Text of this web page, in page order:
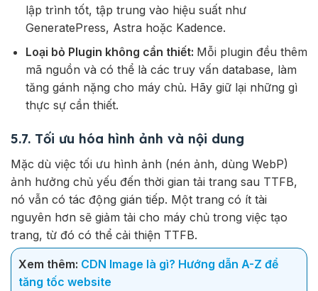
lập trình tốt, tập trung vào hiệu suất như
GeneratePress, Astra hoặc Kadence.
Loại bỏ Plugin không cần thiết: Mỗi plugin đều thêm
mã nguồn và có thể là các truy vấn database, làm
tăng gánh nặng cho máy chủ. Hãy giữ lại những gì
thực sự cần thiết.
5.7. Tối ưu hóa hình ảnh và nội dung
Mặc dù việc tối ưu hình ảnh (nén ảnh, dùng WebP)
ảnh hưởng chủ yếu đến thời gian tải trang sau TTFB,
nó vẫn có tác động gián tiếp. Một trang có ít tài
nguyên hơn sẽ giảm tải cho máy chủ trong việc tạo
trang, từ đó có thể cải thiện TTFB.
Xem thêm: CDN Image là gì? Hướng dẫn A-Z để
tăng tốc website